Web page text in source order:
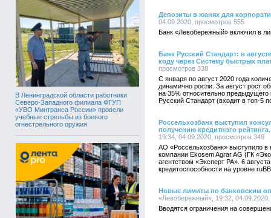
В Ленинградской области работники
Северо-Западного филиала ФГУП
«УВО Минтранса России» провели
учебные стрельбы из боевого
огнестрельного оружия
Депозиты в юанях для
04.09.2020, просмотров 555
Банк «Левобережный» включил в
Банк Русский Стандарт: в
коду через Систему быстрых
просмотров 338
С января по август 2020 года
динамично росли. За август рост
на 35% относительно
Русский Стандарт (входит в топ-5
Россельхозбанк выступил
получению кредитного рейтинга
19:34, 04.09.2020, просмотров 349
АО «Россельхозбанк» выступило в
компании Ekosem Agrar AG (ГК
агентством «Эксперт РА». 6
кредитоспособности на уровне
Новые лимиты по банковским
«Левобережный», 19:32,
Вводятся ограничения на